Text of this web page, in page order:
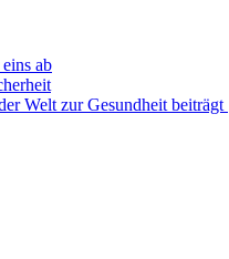
ab
Welt zur Gesundheit beiträgt